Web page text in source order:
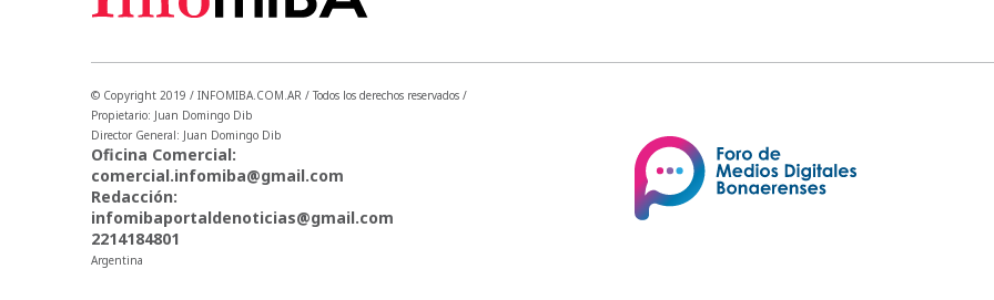
© Copyright 2019 / INFOMIBA.COM.AR / Todos los derechos reservados /
Propietario: Juan Domingo Dib
Director General: Juan Domingo Dib
Oficina Comercial:
comercial.infomiba@gmail.com
Redacción:
infomibaportaldenoticias@gmail.com
2214184801
Argentina